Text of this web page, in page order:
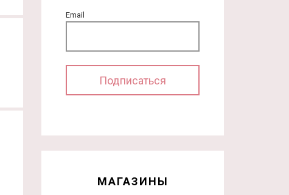
Email
МАГАЗИНЫ